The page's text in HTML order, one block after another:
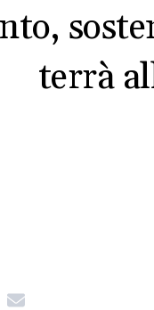
terrà
Mail